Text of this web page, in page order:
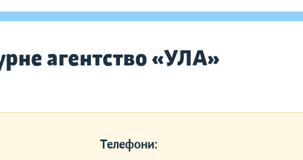
агентство «УЛА»
Телефони: